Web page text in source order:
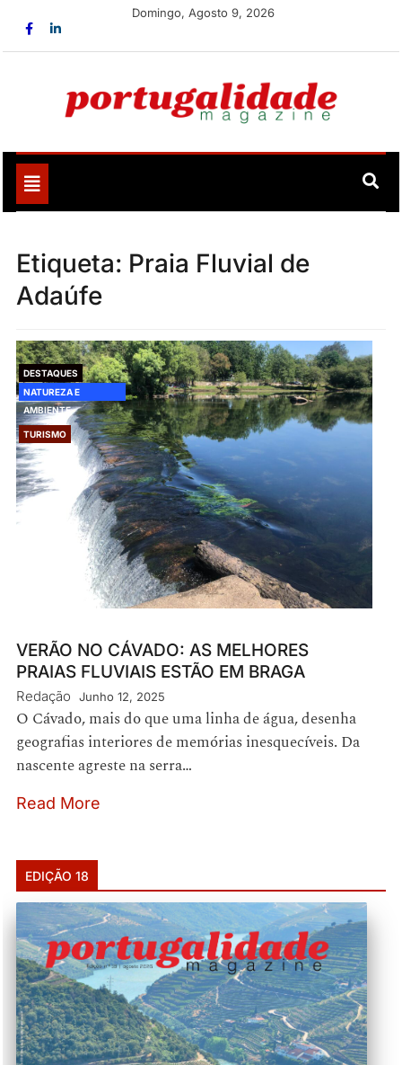
Domingo, Agosto 9, 2026
Portugalidade
Toggle
navigation
Etiqueta: Praia Fluvial de
Adaúfe
DESTAQUES
NATUREZA E
AMBIENTE
TURISMO
VERÃO NO CÁVADO: AS MELHORES
PRAIAS FLUVIAIS ESTÃO EM BRAGA
Redação Junho 12, 2025
O Cávado, mais do que uma linha de água, desenha
geografias interiores de memórias inesquecíveis. Da
nascente agreste na serra…
Read More
EDIÇÃO 18